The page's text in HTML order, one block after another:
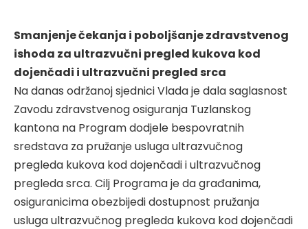
Smanjenje čekanja i poboljšanje zdravstvenog
ishoda za ultrazvučni pregled kukova kod
dojenčadi i ultrazvučni pregled srca
Na danas održanoj sjednici Vlada je dala saglasnost
Zavodu zdravstvenog osiguranja Tuzlanskog
kantona na Program dodjele bespovratnih
sredstava za pružanje usluga ultrazvučnog
pregleda kukova kod dojenčadi i ultrazvučnog
pregleda srca. Cilj Programa je da građanima,
osiguranicima obezbijedi dostupnost pružanja
usluga ultrazvučnog pregleda kukova kod dojenčadi